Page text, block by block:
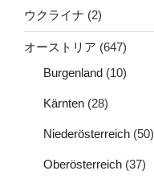
ウクライナ (2)
オーストリア (647)
Burgenland (10)
Kärnten (28)
Niederösterreich (50)
Oberösterreich (37)